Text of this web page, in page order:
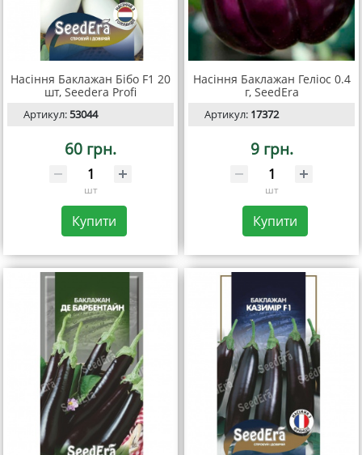
Насіння Баклажан Бібо F1 20
шт, Seedera Profi
Артикул:53044
60 грн.
шт
Купити
Насіння Баклажан Геліос 0.4
г, SeedEra
Артикул: 17372
9 грн.
шт
Купити